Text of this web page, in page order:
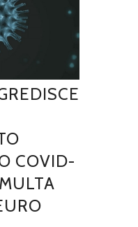
COVID-